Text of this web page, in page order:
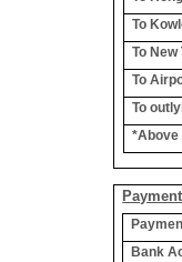
To
To
To
To
*Above
Bank